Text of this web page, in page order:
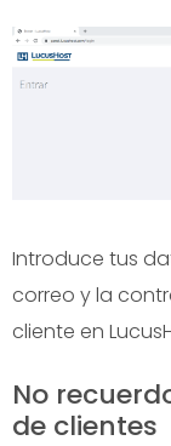
Introduce tus
correo y la
cliente en
No
de clientes